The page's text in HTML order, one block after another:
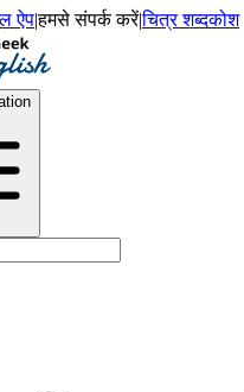
ऐप|हमसे संपर्क करें|चित्र शब्दकोश